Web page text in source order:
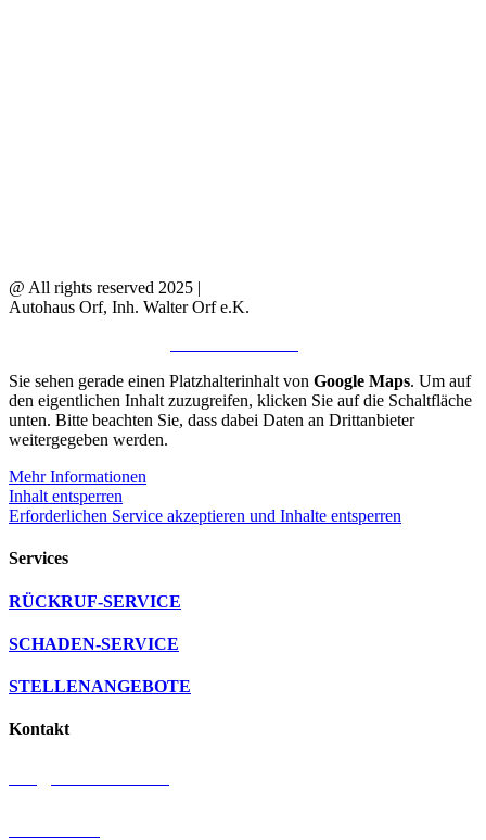
@ All rights reserved 2025 |
Autohaus Orf, Inh. Walter Orf e.K.
Sie sehen gerade einen Platzhalterinhalt von Google Maps. Um auf
den eigentlichen Inhalt zuzugreifen, klicken Sie auf die Schaltfläche
unten. Bitte beachten Sie, dass dabei Daten an Drittanbieter
weitergegeben werden.
Mehr Informationen
Inhalt entsperren
Erforderlichen Service akzeptieren und Inhalte entsperren
Services
RÜCKRUF-SERVICE
SCHADEN-SERVICE
STELLENANGEBOTE
Kontakt